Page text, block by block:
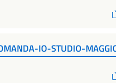
IO-STUDIO-